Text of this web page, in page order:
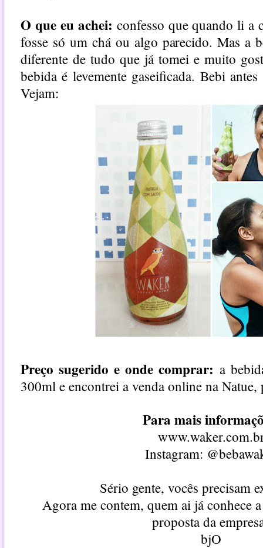
O que eu achei: confesso que quando li a
fosse só um chá ou algo parecido. Mas a
diferente de tudo que já tomei e muito
bebida é levemente gaseificada. Bebi
Vejam:
Preço sugerido e onde comprar: a
300ml e encontrei a venda online na
Para mais
Instagram:
Sério gente, vocês precisam
Agora me contem, quem ai já conhece
proposta da
bjO